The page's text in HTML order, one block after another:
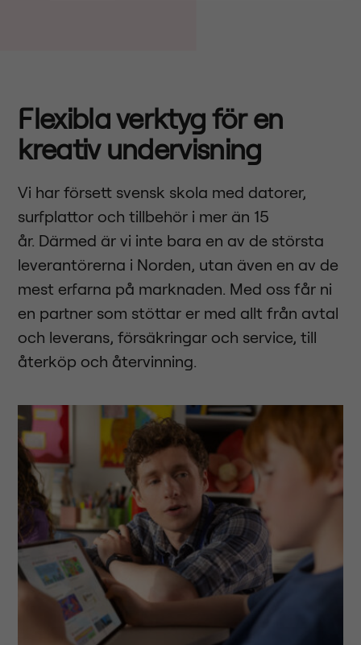
Flexibla verktyg för en
kreativ undervisning
Vi har försett svensk skola med datorer,
surfplattor och tillbehör i mer än 15
år. Därmed är vi inte bara en av de största
leverantörerna i Norden, utan även en av de
mest erfarna på marknaden. Med oss får ni
en partner som stöttar er med allt från avtal
och leverans, försäkringar och service, till
återköp och återvinning.